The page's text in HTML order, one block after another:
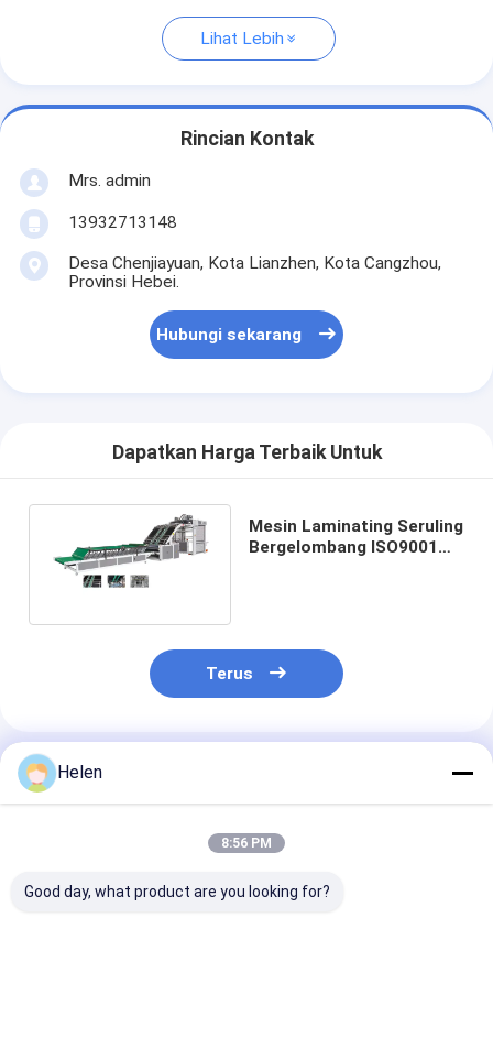
Lihat Lebih
Rincian Kontak
Mrs. admin
13932713148
Desa Chenjiayuan, Kota Lianzhen, Kota Cangzhou,
Provinsi Hebei.
Hubungi sekarang
Dapatkan Harga Terbaik Untuk
Mesin Laminating Seruling
Bergelombang ISO9001
Terus
Rekomendasi Produk
Helen
8:56 PM
Good day, what product are you looking for?